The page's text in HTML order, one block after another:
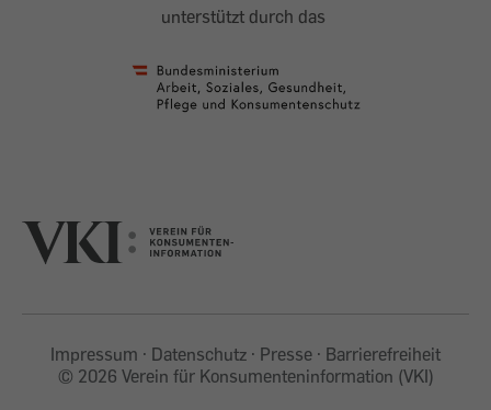
unterstützt durch das
Impressum Datenschutz Presse
Barrierefreiheit
© 2026 Verein für Konsumenteninformation (VKI)